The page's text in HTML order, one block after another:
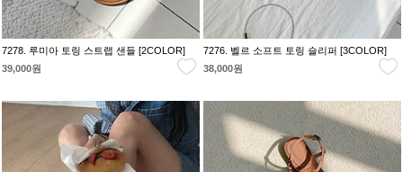
7278. 루미아 토링 스트랩 샌들 [2COLOR]
39,000원
7276. 벨르 소프트 토링 슬리퍼 [3COLOR]
38,000원